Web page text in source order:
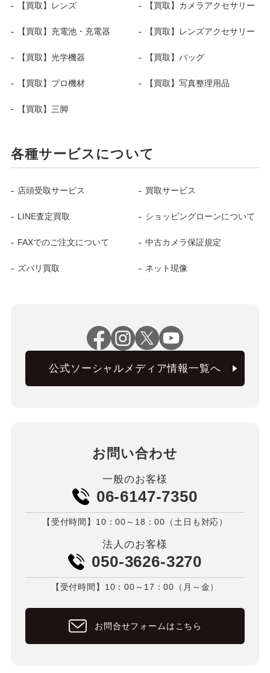
【買取】レンズ 【買取】カメラアクセサリー
【買取】充電池・充電器 【買取】レンズアクセサリー
【買取】光学機器 【買取】バッグ
【買取】プロ機材 【買取】写真整理用品
【買取】三脚
各種サービスについて
店頭受取サービス 買取サービス
LINE査定買取 ショッピングローンについて
FAXでのご注文について 中古カメラ保証規定
ズバリ買取 ネット現像
公式ソーシャルメディア情報一覧へ
お問い合わせ
一般のお客様
06-6147-7350
【受付時間】10：00～18：00（土日も対応）
法人のお客様
050-3626-3270
【受付時間】10：00～17：00（月～金）
お問合せフォームはこちら